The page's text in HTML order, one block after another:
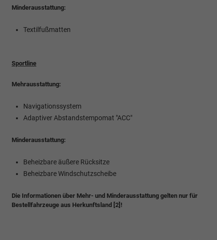
Minderausstattung:
Textilfußmatten
Sportline
Mehrausstattung:
Navigationssystem
Adaptiver Abstandstempomat "ACC"
Minderausstattung:
Beheizbare äußere Rücksitze
Beheizbare Windschutzscheibe
Die Informationen über Mehr- und Minderausstattung gelten nur für
Bestellfahrzeuge aus Herkunftsland [2]!